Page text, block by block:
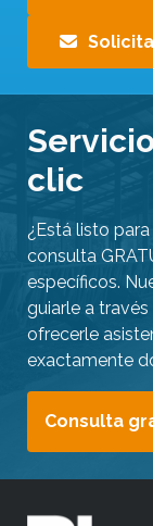
clic
¿Está listo
consulta
específicos.
guiarle a
ofrecerle
exactamente
Consulta